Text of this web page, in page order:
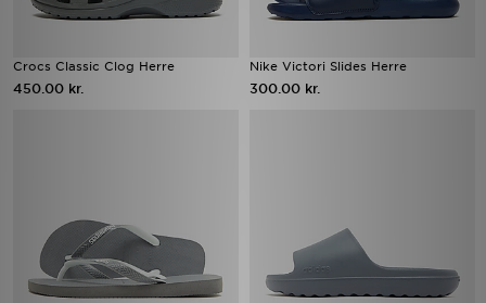
Crocs Classic Clog Herre
450.00 kr.
Nike Victori Slides Herre
300.00 kr.